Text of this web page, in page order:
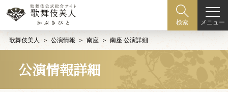
検索 メニュー
歌舞伎美人 公演情報 南座 南座 公演詳細
公演情報詳細